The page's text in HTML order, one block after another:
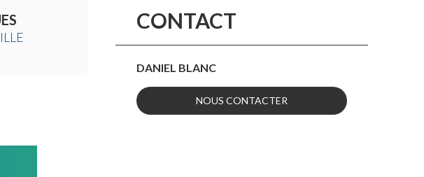
CONTACT
DANIEL BLANC
NOUS CONTACTER